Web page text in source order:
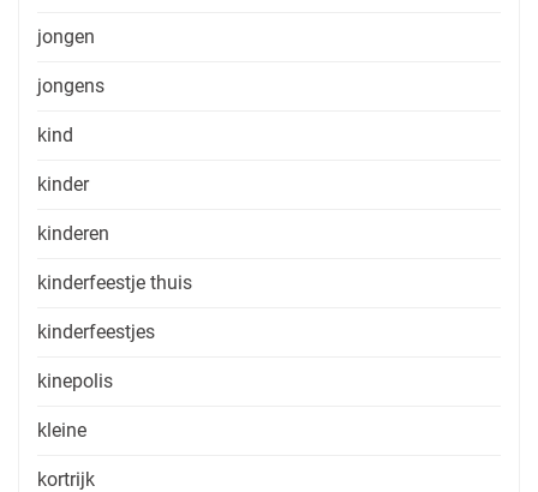
jongen
jongens
kind
kinder
kinderen
kinderfeestje thuis
kinderfeestjes
kinepolis
kleine
kortrijk